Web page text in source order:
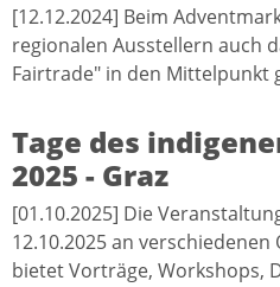
[12.12.2024] Beim
regionalen Ausstellern auch
Fairtrade" in den Mittelpunkt
Tage des
2025 - Graz
[01.10.2025] Die
12.10.2025 an
bietet Vorträge, Workshops,